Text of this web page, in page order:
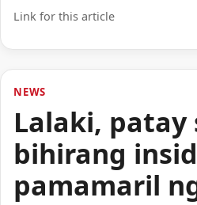
Link for this article
NEWS
Lalaki, patay
bihirang
pamamaril